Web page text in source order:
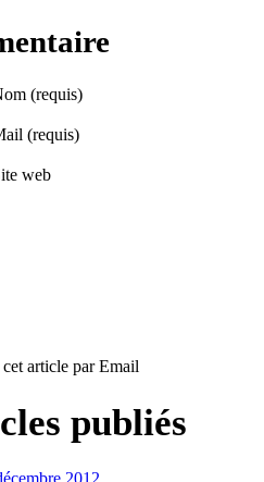
(requis)
(requis)
web
article par Email
publiés
2012